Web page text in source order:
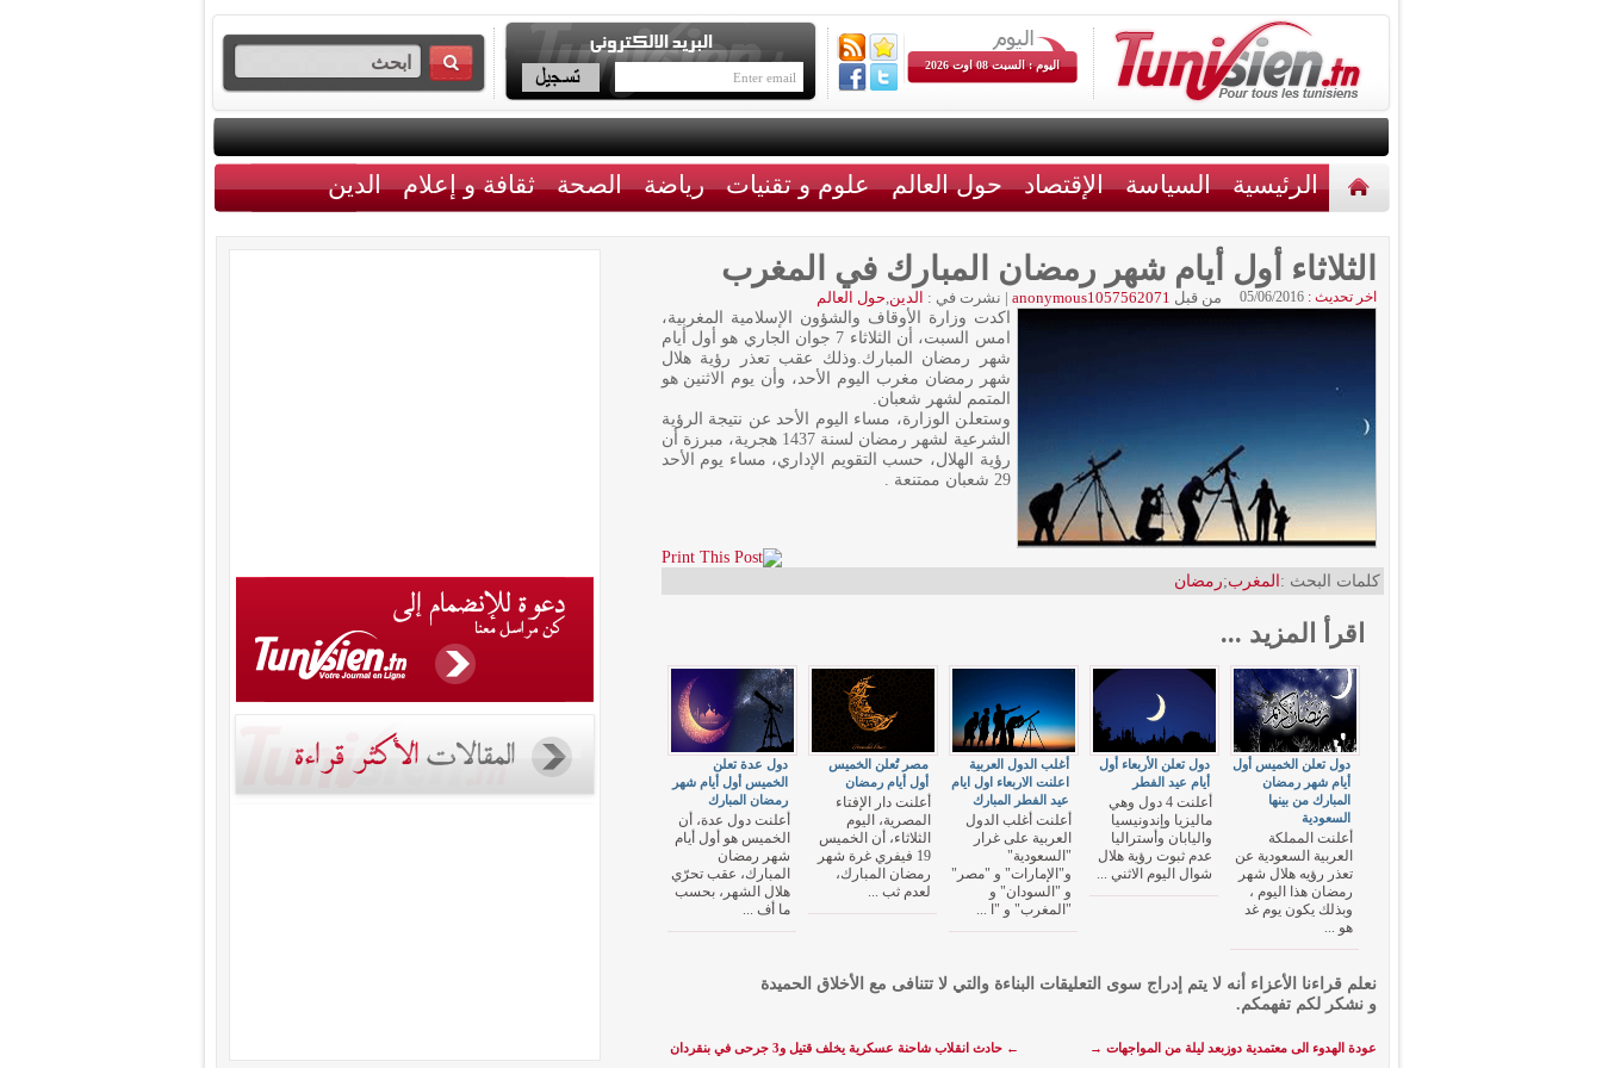
اليوم : السبت 08 اوت 2026
الرئيسية السياسة الإقتصاد حول العالم علوم و تقنيات رياضة الصحة ثقافة و إعلام الدين
أخبار مختلفة اتصل بنا
الثلاثاء أول أيام شهر رمضان المبارك في المغرب
اخر تحديث : 05/06/2016 من قبل anonymous1057562071
| نشرت في : الدين,حول العالم
اكدت وزارة الأوقاف والشؤون الإسلامية المغربية،
امس السبت، أن الثلاثاء 7 جوان الجاري هو أول أيام
شهر رمضان المبارك.وذلك عقب تعذر رؤية هلال
شهر رمضان مغرب اليوم الأحد، وأن يوم الاثنين هو
المتمم لشهر شعبان.
وستعلن الوزارة، مساء اليوم الأحد عن نتيجة الرؤية
الشرعية لشهر رمضان لسنة 1437 هجرية، مبرزة أن
رؤية الهلال، حسب التقويم الإداري، مساء يوم الأحد
29 شعبان ممتنعة .
كلمات البحث : المغرب;رمضان
اقرأ المزيد ...
دول عدة تعلن
الخميس أول أيام شهر
رمضان المبارك
أعلنت دول عدة، أن
الخميس هو أول أيام
شهر رمضان
المبارك، عقب تحرّي
هلال الشهر، بحسب
ما أف ...
مصر تُعلن الخميس
أول أيام رمضان
أعلنت دار الإفتاء
المصرية، اليوم
الثلاثاء، أن الخميس
19 فيفري غرة شهر
رمضان المبارك،
لعدم ثب ...
أغلب الدول العربية
اعلنت الاربعاء اول ايام
عيد الفطر المبارك
أعلنت أغلب الدول
العربية على غرار
"السعودية"
و"الإمارات" و "مصر"
و "السودان" و
"المغرب" و "ا ...
دول تعلن الأربعاء أول
أيام عيد الفطر
أعلنت 4 دول وهي
ماليزيا وإندونيسيا
واليابان وأستراليا
عدم ثبوت رؤية هلال
شوال اليوم الاثني ...
دول تعلن الخميس أول
أيام شهر رمضان
المبارك من بينها
السعودية
أعلنت المملكة
العربية السعودية عن
تعذر رؤيه هلال شهر
رمضان هذا اليوم ،
وبذلك يكون يوم غد
هو ...
نعلم قراءنا الأعزاء أنه لا يتم إدراج سوى التعليقات البناءة والتي لا تتنافى مع الأخلاق الحميدة
و نشكر لكم تفهمكم.
← حادث انقلاب شاحنة عسكرية يخلف قتيل و3 جرحى في بنقردان عودة الهدوء الى معتمدية دوزبعد ليلة من المواجهات →